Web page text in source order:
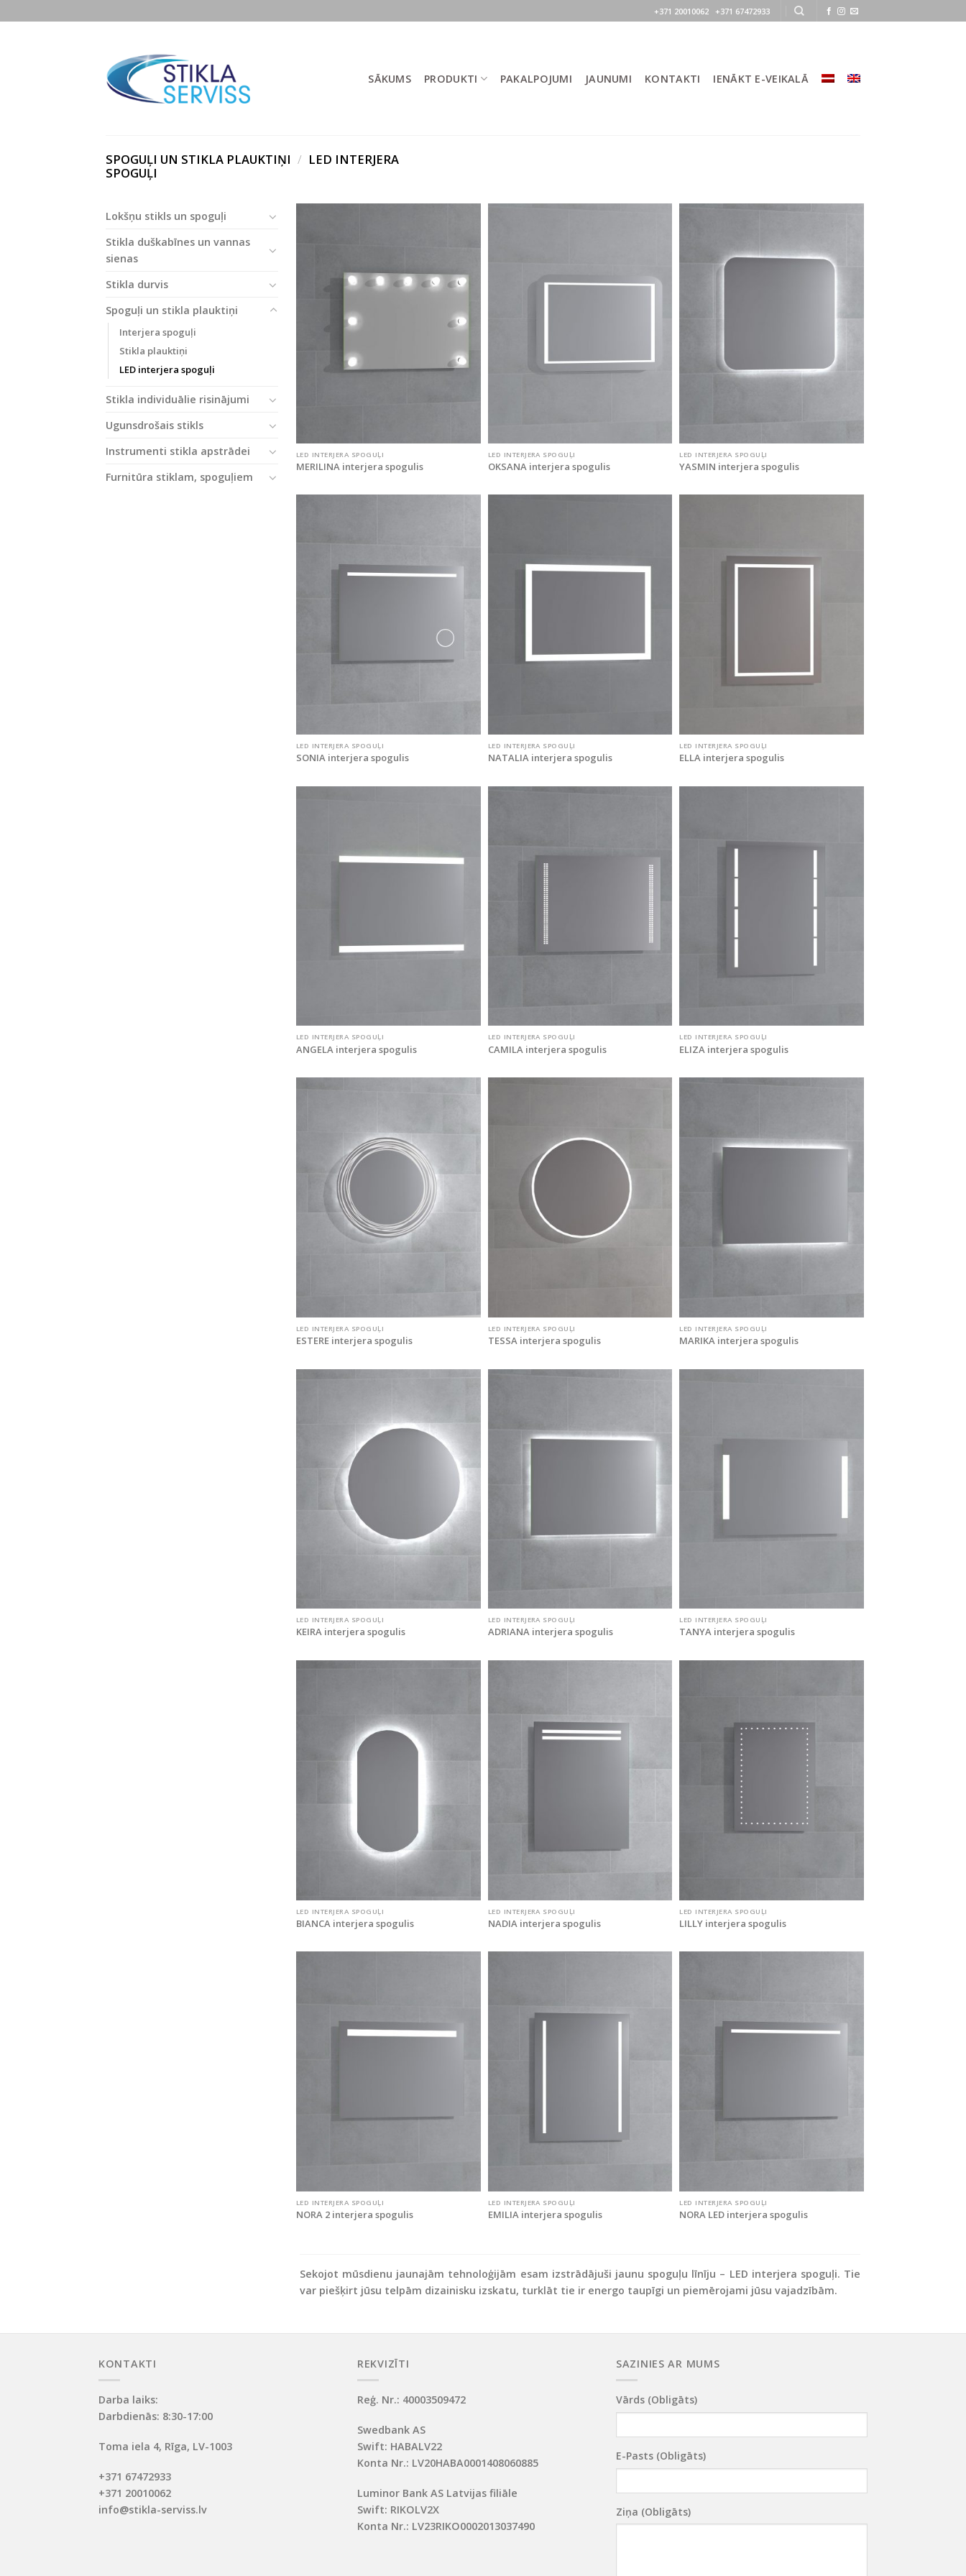
to
+371 20010062 +371 67472933
SĀKUMS PRODUKTI PAKALPOJUMI JAUNUMI KONTAKTI IENĀKT E-VEIKALĀ
SPOGUĻI UN STIKLA PLAUKTIŅI / LED INTERJERA
SPOGUĻI
Lokšņu stikls un spoguļi
Stikla duškabīnes un vannas
sienas
Stikla durvis
Spoguļi un stikla plauktiņi
Interjera spoguļi
Stikla plauktiņi
LED interjera spoguļi
Stikla individuālie risinājumi
Ugunsdrošais stikls
Instrumenti stikla apstrādei
Furnitūra stiklam, spoguļiem
LED INTERJERA SPOGUĻI
MERILINA interjera spogulis
LED INTERJERA SPOGUĻI
OKSANA interjera spogulis
LED INTERJERA SPOGUĻI
YASMIN interjera spogulis
LED INTERJERA SPOGUĻI
SONIA interjera spogulis
LED INTERJERA SPOGUĻI
NATALIA interjera spogulis
LED INTERJERA SPOGUĻI
ELLA interjera spogulis
LED INTERJERA SPOGUĻI
ANGELA interjera spogulis
LED INTERJERA SPOGUĻI
CAMILA interjera spogulis
LED INTERJERA SPOGUĻI
ELIZA interjera spogulis
LED INTERJERA SPOGUĻI
ESTERE interjera spogulis
LED INTERJERA SPOGUĻI
TESSA interjera spogulis
LED INTERJERA SPOGUĻI
MARIKA interjera spogulis
LED INTERJERA SPOGUĻI
KEIRA interjera spogulis
LED INTERJERA SPOGUĻI
ADRIANA interjera spogulis
LED INTERJERA SPOGUĻI
TANYA interjera spogulis
LED INTERJERA SPOGUĻI
BIANCA interjera spogulis
LED INTERJERA SPOGUĻI
NADIA interjera spogulis
LED INTERJERA SPOGUĻI
LILLY interjera spogulis
LED INTERJERA SPOGUĻI
NORA 2 interjera spogulis
LED INTERJERA SPOGUĻI
EMILIA interjera spogulis
LED INTERJERA SPOGUĻI
NORA LED interjera spogulis
Sekojot mūsdienu jaunajām tehnoloģijām esam izstrādājuši jaunu spoguļu līnīju – LED interjera spoguļi. Tie
var piešķirt jūsu telpām dizainisku izskatu, turklāt tie ir energo taupīgi un piemērojami jūsu vajadzībām.
KONTAKTI
Darba laiks:
Darbdienās: 8:30-17:00
Toma iela 4, Rīga, LV-1003
+371 67472933
+371 20010062
info@stikla-serviss.lv
REKVIZĪTI
Reģ. Nr.: 40003509472
Swedbank AS
Swift: HABALV22
Konta Nr.: LV20HABA0001408060885
Luminor Bank AS Latvijas filiāle
Swift: RIKOLV2X
Konta Nr.: LV23RIKO0002013037490
SAZINIES AR MUMS
Vārds (obligāts)
E-Pasts (obligāts)
Ziņa (obligāts)